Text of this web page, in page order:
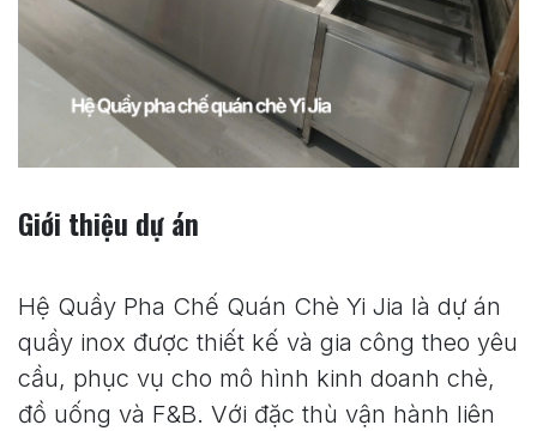
Giới thiệu dự án
Hệ Quầy Pha Chế Quán Chè Yi Jia là dự án
quầy inox được thiết kế và gia công theo yêu
cầu, phục vụ cho mô hình kinh doanh chè,
đồ uống và F&B. Với đặc thù vận hành liên